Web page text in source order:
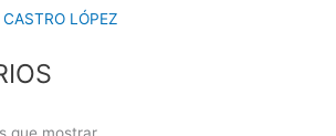
LÓPEZ
que mostrar.